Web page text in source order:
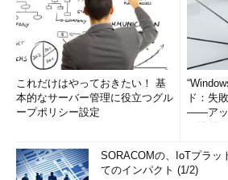
Datadog
Datadog社が提供するシステム監視機能
対象としています。監視対象のDockerホ
エージェントコンテナーを配置して使い
コンテナーのメモリのページフォルトな
のに対して、New Relicは使用メモリのみ
これだけはやっておきたい！ 基
本的なサーバー管理に役立つグル
ープポリシー設定
ド：失
――アッ
SORACOMの、IoTプラッ
てのインパクト (1/2)